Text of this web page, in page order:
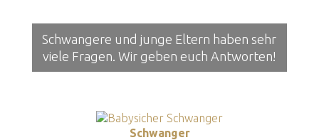
Schwangere und junge Eltern haben sehr
viele Fragen. Wir geben euch Antworten!
Schwanger